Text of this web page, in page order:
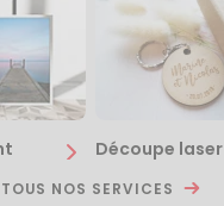
Découpe laser
NOS SERVICES